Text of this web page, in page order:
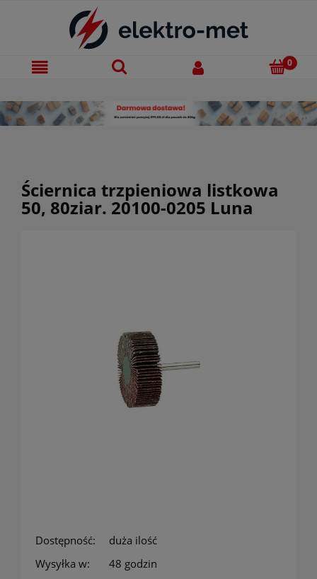
Ściernica trzpieniowa listkowa
50, 80ziar. 20100-0205 Luna
Dostępność:
duża ilość
Wysyłka w:
48 godzin